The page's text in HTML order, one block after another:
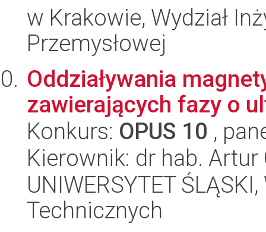
w Krakowie, Wydział
Przemysłowej
Oddziaływania
zawierających fazy o
Konkurs: OPUS 10 ,
Kierownik: dr hab. Artur
UNIWERSYTET
Technicznych